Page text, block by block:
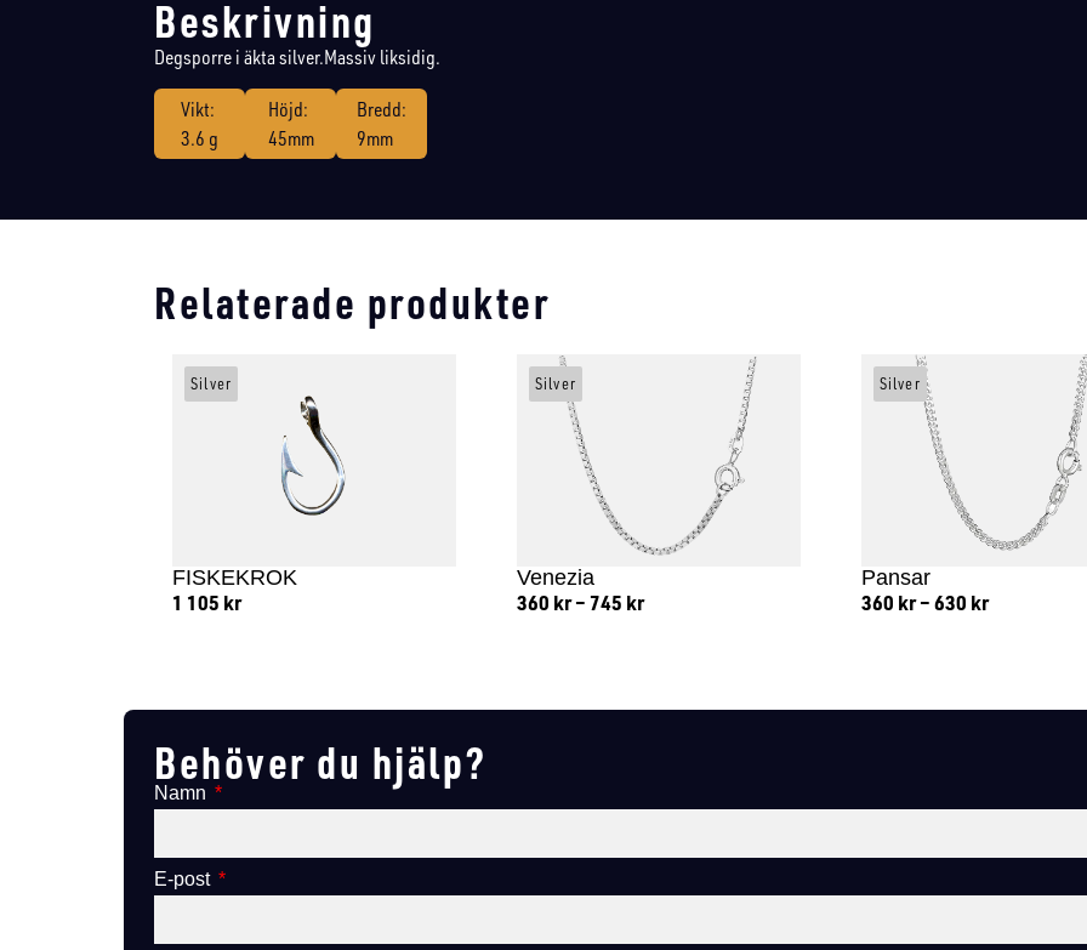
Beskrivning
Degsporre i äkta silver.Massiv liksidig.
Vikt:
3.6 g
Höjd:
45mm
Bredd:
9mm
Relaterade produkter
FISKEKROK
1 105 kr
Silver
Venezia
360 kr –745 kr
Silver
Pansar
360 kr –630 kr
Silver
Behöver du hjälp?
Namn
E-post